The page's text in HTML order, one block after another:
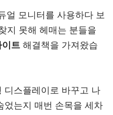
얼 모니터를 사용하다 보
지 못해 헤매는 분들을
이트 해결책을 가져왔습
디스플레이로 바꾸고 나
었는지 매번 손목을 세차